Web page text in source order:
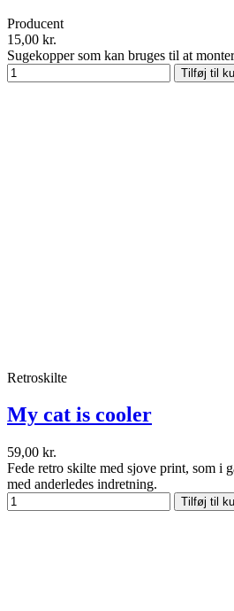
Producent
15,00 kr.
Sugekopper som kan bruges til at
Tilføj til
Retroskilte
My cat is cooler
59,00 kr.
Fede retro skilte med sjove print, som i
med anderledes indretning.
Tilføj til